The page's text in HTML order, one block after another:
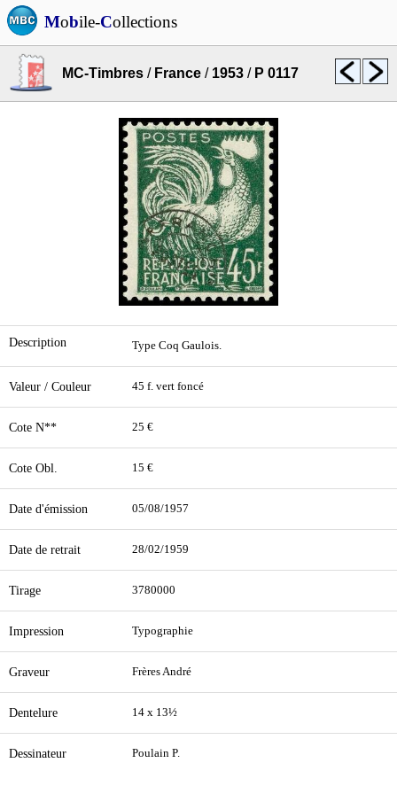
Mobile-Collections
MC-Timbres / France / 1953 / P 0117
Description Type Coq Gaulois.
Valeur / Couleur 45 f. vert foncé
Cote N** 25 €
Cote Obl. 15 €
Date d'émission 05/08/1957
Date de retrait 28/02/1959
Tirage 3780000
Impression Typographie
Graveur Frères André
Dentelure 14 x 13½
Dessinateur Poulain P.